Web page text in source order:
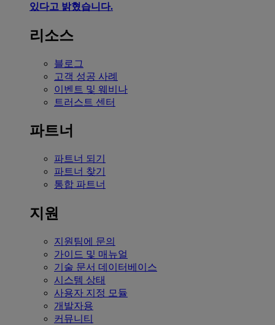
있다고 밝혔습니다.
리소스
블로그
고객 성공 사례
이벤트 및 웨비나
트러스트 센터
파트너
파트너 되기
파트너 찾기
통합 파트너
지원
지원팀에 문의
가이드 및 매뉴얼
기술 문서 데이터베이스
시스템 상태
사용자 지정 모듈
개발자용
커뮤니티